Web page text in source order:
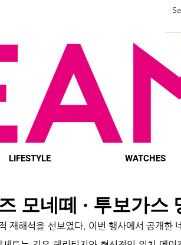
LIFESTYLE WATCHES
모네떼 · 투보가스
해석을 선보였다. 이번 행사에서 공개한